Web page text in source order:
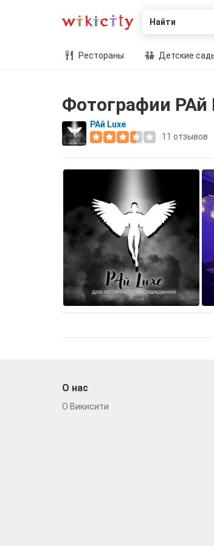
Найти
Рестораны Детские
Фотографии РАй
РАй Luxe
11 отзывов
О нас
О Викисити